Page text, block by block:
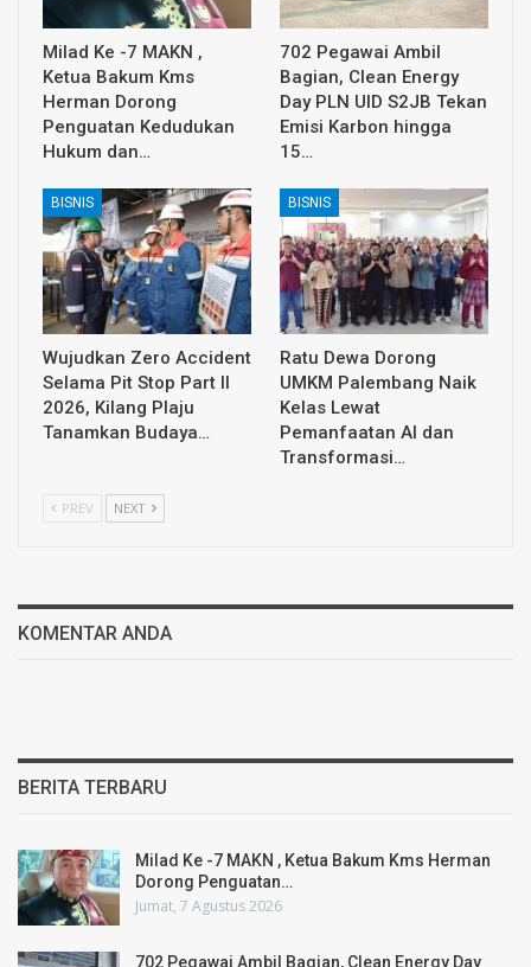
Milad Ke -7 MAKN ,
Ketua Bakum Kms
Herman Dorong
Penguatan Kedudukan
Hukum dan…
702 Pegawai Ambil
Bagian, Clean Energy
Day PLN UID S2JB Tekan
Emisi Karbon hingga
15…
BISNIS
Wujudkan Zero Accident
Selama Pit Stop Part II
2026, Kilang Plaju
Tanamkan Budaya…
BISNIS
Ratu Dewa Dorong
UMKM Palembang Naik
Kelas Lewat
Pemanfaatan AI dan
Transformasi…
PREV NEXT
KOMENTAR ANDA
BERITA TERBARU
Milad Ke -7 MAKN , Ketua Bakum Kms Herman
Dorong Penguatan…
Jumat, 7 Agustus 2026
702 Pegawai Ambil Bagian, Clean Energy Day